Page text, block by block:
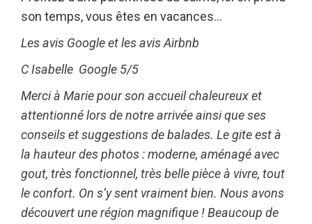
son temps, vous êtes en vacances…
Les avis Google et les avis Airbnb
C Isabelle Google 5/5
Merci à Marie pour son accueil chaleureux et
attentionné lors de notre arrivée ainsi que ses
conseils et suggestions de balades. Le gite est à
la hauteur des photos : moderne, aménagé avec
gout, très fonctionnel, très belle pièce à vivre, tout
le confort. On s’y sent vraiment bien. Nous avons
découvert une région magnifique ! Beaucoup de